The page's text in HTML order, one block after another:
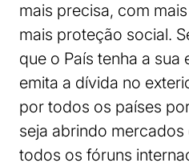
mais precisa, com
mais proteção social.
que o País tenha a sua
emita a dívida no
por todos os países
seja abrindo
todos os fóruns